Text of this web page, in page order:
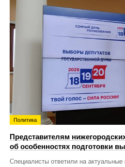
Политика
Представителям
об особенностях подготовки
Специалисты ответили на